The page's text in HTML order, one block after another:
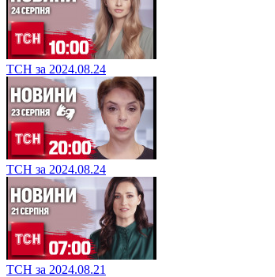
ТСН за 2024.08.24
ТСН за 2024.08.24
ТСН за 2024.08.21